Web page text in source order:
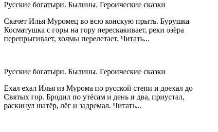
Русские богатыри. Былины. Героические сказки
Скачет Илья Муромец во всю конскую прыть. Бурушка
Косматушка с горы на гору перескакивает, реки озёра
перепрыгивает, холмы перелетает. Читать...
Русские богатыри. Былины. Героические сказки
Ехал ехал Илья из Мурома по русской степи и доехал до
Святых гор. Бродил по утёсам и день и два, приустал,
раскинул шатёр, лёг и задремал. Читать...